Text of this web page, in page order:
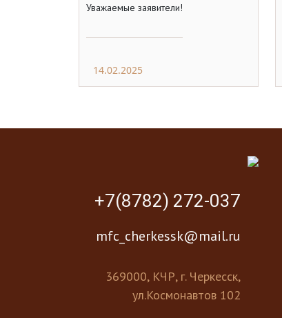
Уважаемые заявители!
14.02.2025
+7(8782) 272-037
mfc_cherkessk@mail.ru
369000, КЧР, г. Черкесск,
ул.Космонавтов 102